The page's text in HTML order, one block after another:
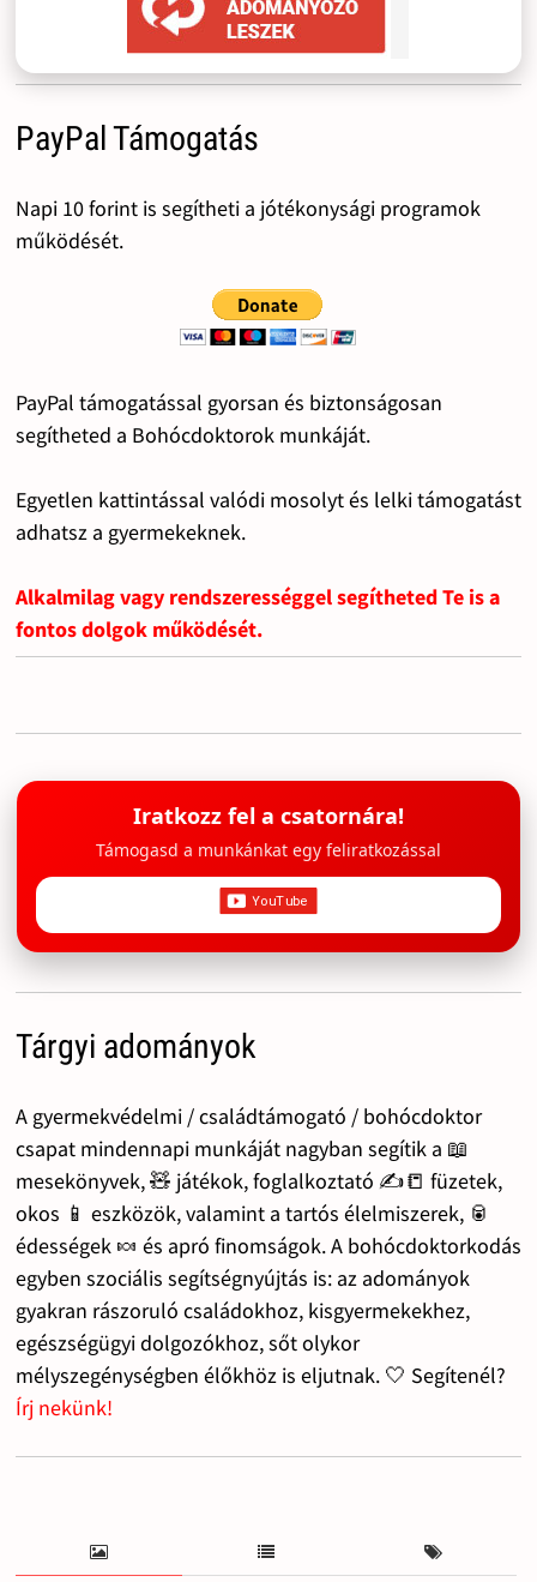
PayPal Támogatás
Napi 10 forint is segítheti a jótékonysági programok
működését.
PayPal támogatással gyorsan és biztonságosan
segítheted a Bohócdoktorok munkáját.
Egyetlen kattintással valódi mosolyt és lelki támogatást
adhatsz a gyermekeknek.
Alkalmilag vagy rendszerességgel segítheted Te is a
fontos dolgok működését.
Iratkozz fel a csatornára!
Támogasd a munkánkat egy feliratkozással
Tárgyi adományok
A gyermekvédelmi / családtámogató / bohócdoktor
csapat mindennapi munkáját nagyban segítik a 📖
mesekönyvek, 🧸 játékok, foglalkoztató ✍️📒 füzetek,
okos 📱 eszközök, valamint a tartós élelmiszerek, 🥫
édességek 🍬 és apró finomságok. A bohócdoktorkodás
egyben szociális segítségnyújtás is: az adományok
gyakran rászoruló családokhoz, kisgyermekekhez,
egészségügyi dolgozókhoz, sőt olykor
mélyszegénységben élőkhöz is eljutnak. 🤍 Segítenél?
Írj nekünk!